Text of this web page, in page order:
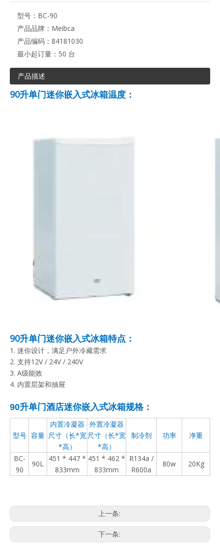
型号： BC-90
产品品牌： Meibca
产品编码： 84181030
最小起订量： 50 台
产品描述
90升单门迷你嵌入式冰箱温度：
90升单门迷你嵌入式冰箱特点：
1. 迷你设计，满足户外冷藏需求
2. 支持12V / 24V / 240V
3. A级能效
4. 内置层架和抽屉
90升单门酒店迷你嵌入式冰箱规格：
型号 容量
内置冷凝器
尺寸（长*宽
*高）
外置冷凝器
尺寸（长*宽
*高）
制冷剂 功率 净重
BC-
90
90L
451 * 447 *
833mm
451 * 462 *
833mm
R134a /
R600a
80w 20Kg
上一条:
下一条: